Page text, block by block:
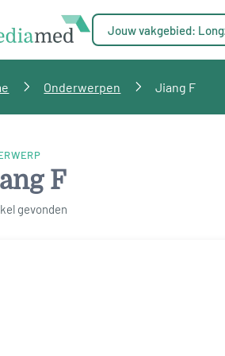
Jouw vakgebied:
Onderwerpen Jiang F
F
gevonden